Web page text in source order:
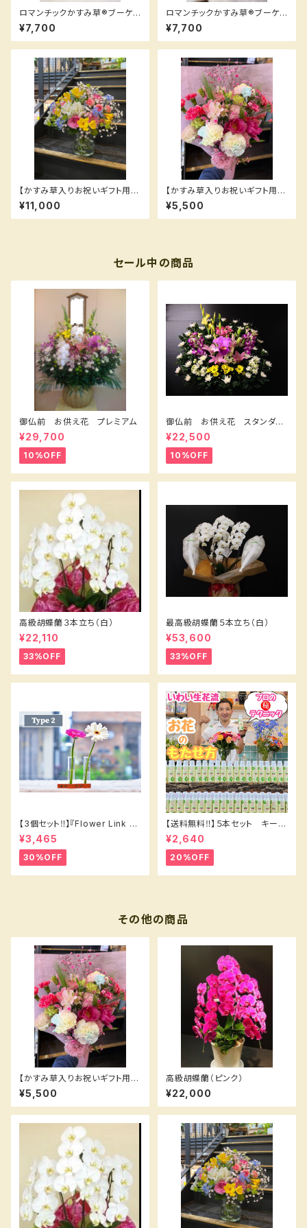
ロマンチックかすみ草®︎ブーケ
（ピンク）
¥7,700
ロマンチックかすみ草®︎ブーケ
（ブルー）
¥7,700
【かすみ草入りお祝いギフト用花
束】
¥11,000
【かすみ草入りお祝いギフト用花
束】赤、ピンク系
¥5,500
セール中の商品
御仏前 お供え花 プレミアム
¥29,700
10%OFF
御仏前 お供え花 スタンダー
ドＡ
¥22,500
10%OFF
高級胡蝶蘭３本立ち（白）
¥22,110
33%OFF
最高級胡蝶蘭５本立ち（白）
¥53,600
33%OFF
【3個セット‼️】『Flower Link B
eakers 』2輪挿し〜タイプ❷
¥3,465
30%OFF
【送料無料‼️】５本セット キープ
フラワー200㎖⭐️
¥2,640
20%OFF
その他の商品
【かすみ草入りお祝いギフト用花
束】赤、ピンク系
¥5,500
高級胡蝶蘭（ピンク）
¥22,000